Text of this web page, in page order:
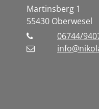
Martinsberg 1
55430 Oberwesel
06744/